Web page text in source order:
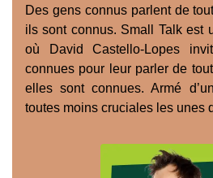
Des gens connus parlent de
ils sont connus. Small Talk est
où David Castello-Lopes
connues pour leur parler de
elles sont connues. Armé
toutes moins cruciales les unes